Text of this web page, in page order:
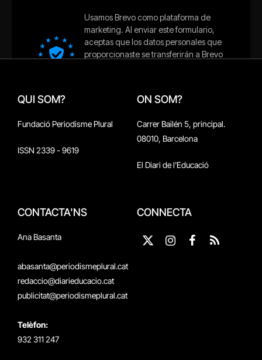
QUI SOM?
Fundació Periodisme Plural
ISSN 2339 - 9619
ON SOM?
Carrer Bailén 5, principal.
08010, Barcelona
El Diari de l'Educació
CONTACTA'NS
Ana Basanta
abasanta@periodismeplural.cat
redaccio@diarieducacio.cat
publicitat@periodismeplural.cat
Telèfon:
932 311 247
CONNECTA
X
Instagram
Facebook
RSS